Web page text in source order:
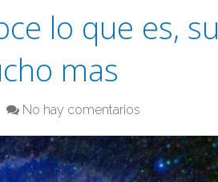
lo que es, su
mas
No hay comentarios